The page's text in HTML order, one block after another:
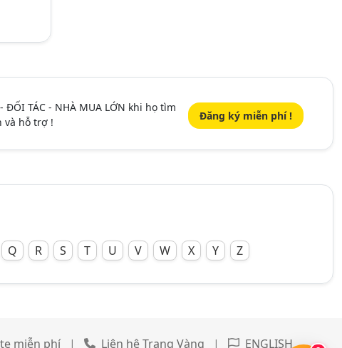
TÁC - NHÀ MUA LỚN khi họ tìm
và hỗ trợ ! Đăng ký miễn phí !
Q R S T U V W X Y Z
miễn phí | Liên hệ Trang Vàng | ENGLISH